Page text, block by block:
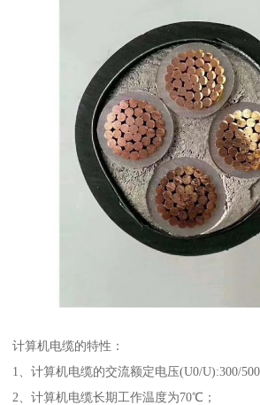
计算机电缆的特性：
1、计算机电缆的交流额定电压(U0/U):300/
2、计算机电缆长期工作温度为70℃；